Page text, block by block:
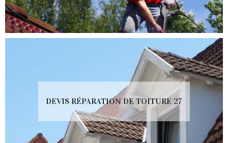
DEVIS RÉPARATION DE TOITURE 27